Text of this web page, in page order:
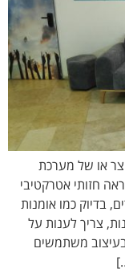
או של מערכת
חזותי אטרקטיבי
בדיוק כמו אומנות
צריך לענות על
משתמשים